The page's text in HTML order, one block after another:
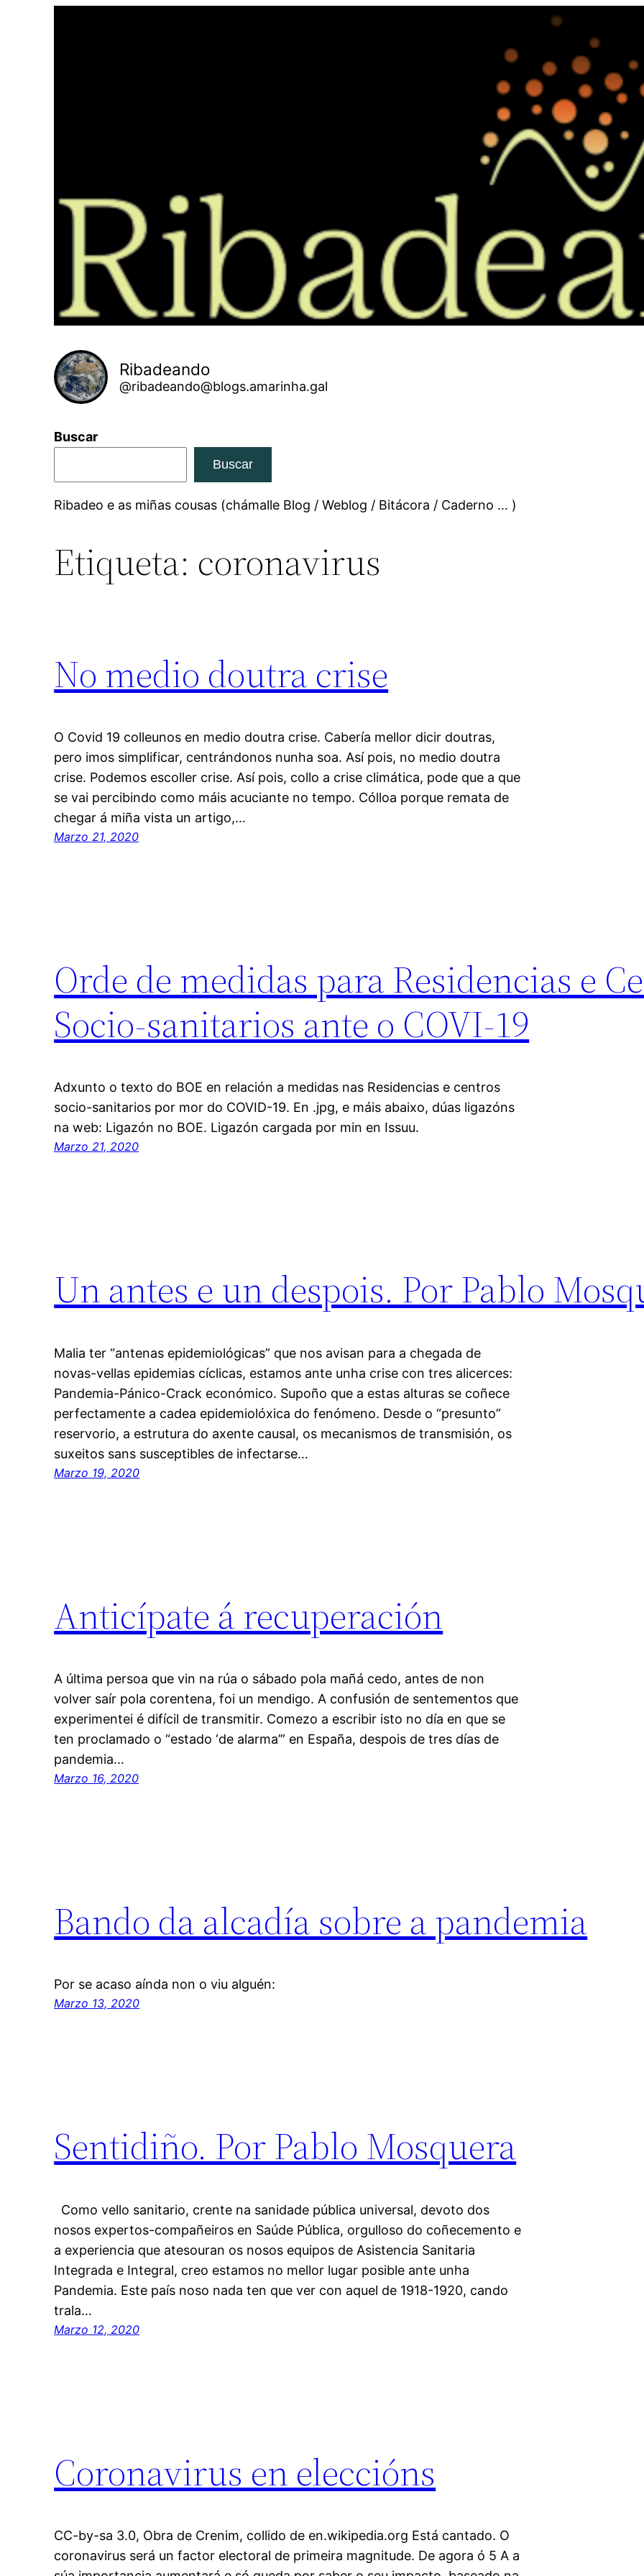
Ribadeando
@ribadeando@blogs.amarinha.gal
Buscar
Buscar
Ribadeo e as miñas cousas (chámalle Blog / Weblog / Bitácora / Caderno … )
Etiqueta: coronavirus
No medio doutra crise
O Covid 19 colleunos en medio doutra crise. Cabería mellor dicir doutras,
pero imos simplificar, centrándonos nunha soa. Así pois, no medio doutra
crise. Podemos escoller crise. Así pois, collo a crise climática, pode que a que
se vai percibindo como máis acuciante no tempo. Cólloa porque remata de
chegar á miña vista un artigo,…
Marzo 21, 2020
Orde de medidas para Residencias e
Socio-sanitarios ante o COVI-19
Adxunto o texto do BOE en relación a medidas nas Residencias e centros
socio-sanitarios por mor do COVID-19. En .jpg, e máis abaixo, dúas ligazóns
na web: Ligazón no BOE. Ligazón cargada por min en Issuu.
Marzo 21, 2020
Un antes e un despois. Por Pablo
Malia ter “antenas epidemiológicas” que nos avisan para a chegada de
novas-vellas epidemias cíclicas, estamos ante unha crise con tres alicerces:
Pandemia-Pánico-Crack económico. Supoño que a estas alturas se coñece
perfectamente a cadea epidemiolóxica do fenómeno. Desde o “presunto”
reservorio, a estrutura do axente causal, os mecanismos de transmisión, os
suxeitos sans susceptibles de infectarse…
Marzo 19, 2020
Anticípate á recuperación
A última persoa que vin na rúa o sábado pola mañá cedo, antes de non
volver saír pola corentena, foi un mendigo. A confusión de sentementos que
experimentei é difícil de transmitir. Comezo a escribir isto no día en que se
ten proclamado o “estado ‘de alarma’” en España, despois de tres días de
pandemia…
Marzo 16, 2020
Bando da alcadía sobre a pandemia
Por se acaso aínda non o viu alguén:
Marzo 13, 2020
Sentidiño. Por Pablo Mosquera
Como vello sanitario, crente na sanidade pública universal, devoto dos
nosos expertos-compañeiros en Saúde Pública, orgulloso do coñecemento e
a experiencia que atesouran os nosos equipos de Asistencia Sanitaria
Integrada e Integral, creo estamos no mellor lugar posible ante unha
Pandemia. Este país noso nada ten que ver con aquel de 1918-1920, cando
trala…
Marzo 12, 2020
Coronavirus en eleccións
CC-by-sa 3.0, Obra de Crenim, collido de en.wikipedia.org Está cantado. O
coronavirus será un factor electoral de primeira magnitude. De agora ó 5 A a